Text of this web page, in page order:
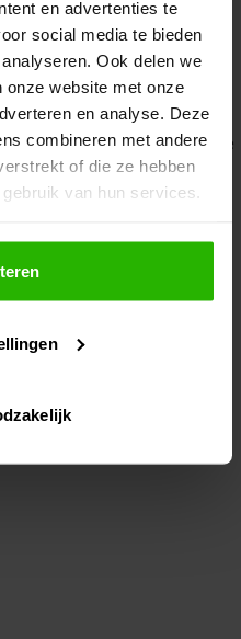
en advertenties te
social media te bieden
Ook delen we
onze website met onze
en analyse. Deze
combineren met andere
of die ze hebben
van hun services.
geef je Voordeeluitjes.nl
social media en
te plaatsen.
ook zelf instellen welke
has occurred while
the browser console for more
.